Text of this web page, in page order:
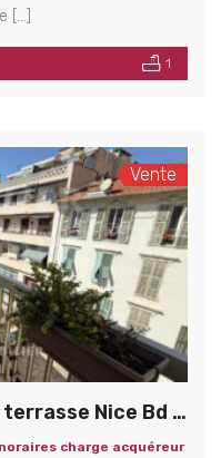
[…]
1
Vente
Vente grand studio avec terrasse Nice Bd Gambetta
charge acquéreur
acquéreur
de Cimiez, 06000 Nice, France